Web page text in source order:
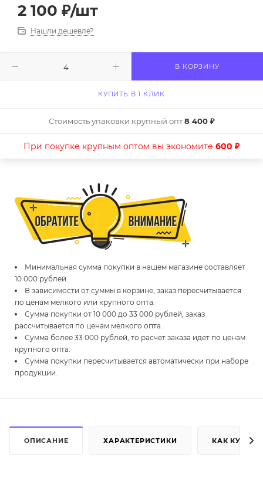
2 100 ₽/шт
Нашли дешевле?
В КОРЗИНУ
КУПИТЬ В 1 КЛИК
Стоимость упаковки крупный опт8 400 ₽
При покупке крупным оптом вы экономите 600 ₽
Минимальная сумма покупки в нашем магазине составляет
10 000 рублей.
В зависимости от суммы в корзине, заказ пересчитывается
по ценам мелкого или крупного опта.
Сумма покупки от 10 000 до 33 000 рублей, заказ
рассчитывается по ценам мелкого опта.
Сумма более 33 000 рублей, то расчет заказа идет по ценам
крупного опта.
Сумма покупки пересчитывается автоматически при наборе
продукции.
ОПИСАНИЕ ХАРАКТЕРИСТИКИ КАК КУПИТЬ